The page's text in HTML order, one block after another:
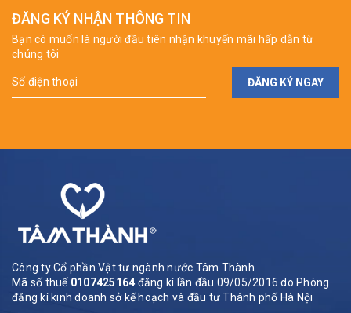
ĐĂNG KÝ NHẬN THÔNG TIN
Bạn có muốn là người đầu tiên nhận khuyến mãi hấp dẫn từ
chúng tôi
ĐĂNG KÝ NGAY
Công ty Cổ phần Vật tư ngành nước Tâm Thành
Mã số thuế 0107425164 đăng kí lần đầu 09/05/2016 do Phòng
đăng kí kinh doanh sở kế hoạch và đầu tư Thành phố Hà Nội